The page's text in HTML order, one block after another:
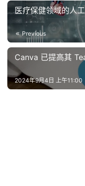
医疗保健领域的人
Previous
Canva 已提高其
2024年9月4日 上午11:00